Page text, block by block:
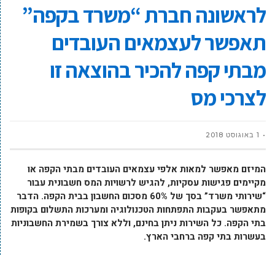
לראשונה חברת “משרד בקפה”
תאפשר לעצמאים העובדים
מבתי קפה להכיר בהוצאה זו
לצרכי מס
1 באוגוסט 2018
המיזם מאפשר למאות אלפי עצמאים העובדים מבתי הקפה או
מקיימים פגישות עסקיות, להגיש לרשויות המס חשבונית עבור
“שירותי משרד” בסך של 60% מסכום החשבון בבית הקפה. הדבר
מתאפשר בעקבות התפתחות הטכנולוגיה ומערכות התשלום בקופות
בתי הקפה. כל השירות ניתן בחינם, וללא צורך בשמירת החשבוניות
בעשרות בתי קפה ברחבי הארץ.